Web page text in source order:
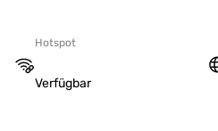
Hotspot
Verfügbar